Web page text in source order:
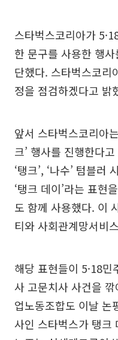
스타벅스코리아가
한 문구를 사용한 행
단했다. 스타벅스코리
정을 점검하겠다고 밝
앞서 스타벅스코리아
크’ 행사를 진행한다
‘탱크’, ‘나수’ 텀블러
‘탱크 데이’라는 표현
도 함께 사용했다. 이
티와 사회관계망서비
해당 표현들이 5·18
사 고문치사 사건을
업노동조합도 이날 논
사인 스타벅스가 탱크